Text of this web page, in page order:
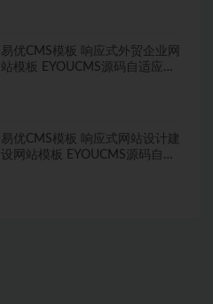
易优CMS模板 响应式外贸企业网
站模板 EYOUCMS源码自适应手
易优CMS模板 响应式网站设计建
设网站模板 EYOUCMS源码自适